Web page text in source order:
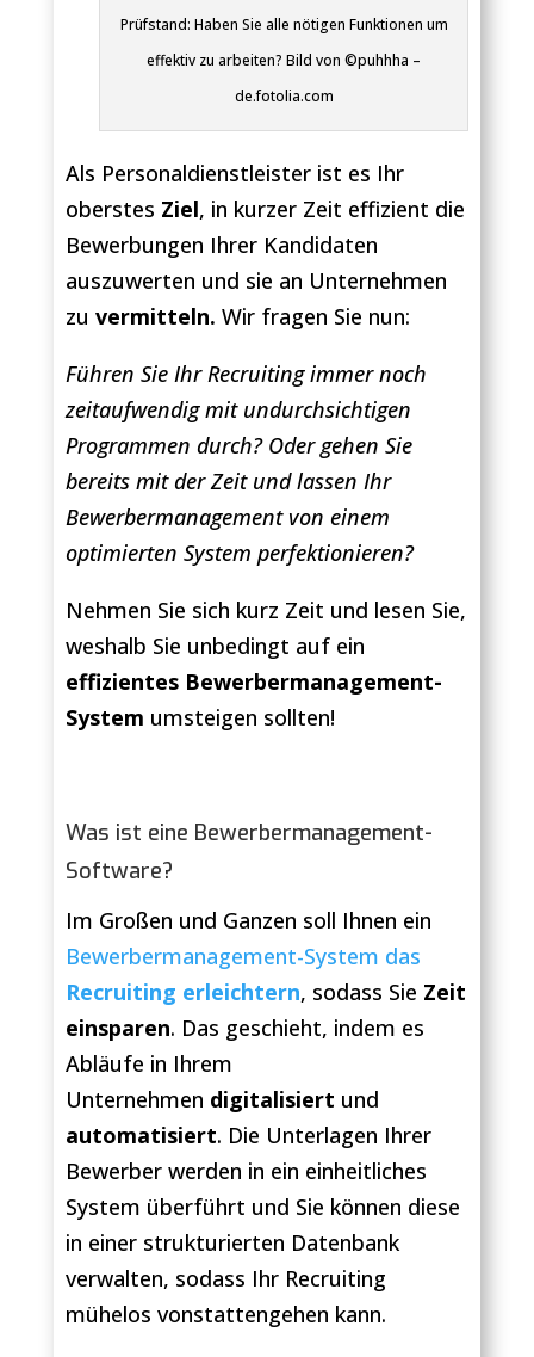
Prüfstand: Haben Sie alle nötigen Funktionen um
effektiv zu arbeiten? Bild von ©puhhha –
de.fotolia.com
Als Personaldienstleister ist es Ihr
oberstes Ziel, in kurzer Zeit effizient die
Bewerbungen Ihrer Kandidaten
auszuwerten und sie an Unternehmen
zu vermitteln. Wir fragen Sie nun:
Führen Sie Ihr Recruiting immer noch
zeitaufwendig mit undurchsichtigen
Programmen durch? Oder gehen Sie
bereits mit der Zeit und lassen Ihr
Bewerbermanagement von einem
optimierten System perfektionieren?
Nehmen Sie sich kurz Zeit und lesen Sie,
weshalb Sie unbedingt auf ein
effizientes Bewerbermanagement-
System umsteigen sollten!
Was ist eine Bewerbermanagement-
Software?
Im Großen und Ganzen soll Ihnen ein
Bewerbermanagement-System das
Recruiting erleichtern, sodass Sie Zeit
einsparen. Das geschieht, indem es
Abläufe in Ihrem
Unternehmen digitalisiert und
automatisiert. Die Unterlagen Ihrer
Bewerber werden in ein einheitliches
System überführt und Sie können diese
in einer strukturierten Datenbank
verwalten, sodass Ihr Recruiting
mühelos vonstattengehen kann.